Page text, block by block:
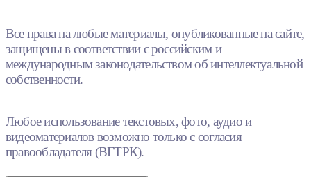
Все права на любые материалы, опубликованные на сайте,
защищены в соответствии с российским и
международным законодательством об интеллектуальной
собственности.
Любое использование текстовых, фото, аудио и
видеоматериалов возможно только с согласия
правообладателя (ВГТРК).